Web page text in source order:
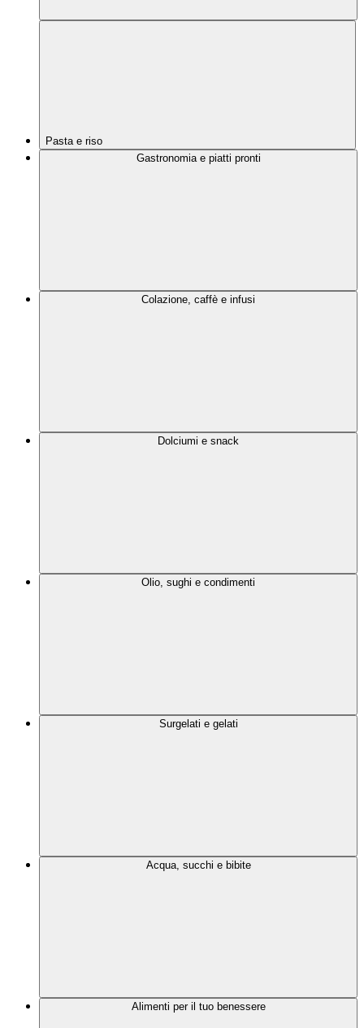
Pasta e riso
Gastronomia e piatti pronti
Colazione, caffè e infusi
Dolciumi e snack
Olio, sughi e condimenti
Surgelati e gelati
Acqua, succhi e bibite
Alimenti per il tuo benessere